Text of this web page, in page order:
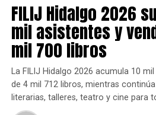
FILIJ Hidalgo 2026
mil asistentes y
mil 700 libros
La FILIJ Hidalgo 2026 acumula 10
de 4 mil 712 libros, mientras
literarias, talleres, teatro y cine para